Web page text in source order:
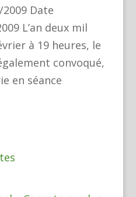
Date
L’an deux mil
à 19 heures, le
convoqué,
en séance